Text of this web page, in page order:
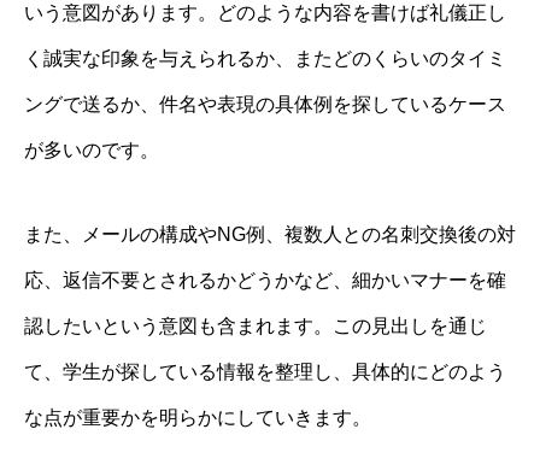
いう意図があります。どのような内容を書けば礼儀正し
く誠実な印象を与えられるか、またどのくらいのタイミ
ングで送るか、件名や表現の具体例を探しているケース
が多いのです。
また、メールの構成やNG例、複数人との名刺交換後の対
応、返信不要とされるかどうかなど、細かいマナーを確
認したいという意図も含まれます。この見出しを通じ
て、学生が探している情報を整理し、具体的にどのよう
な点が重要かを明らかにしていきます。